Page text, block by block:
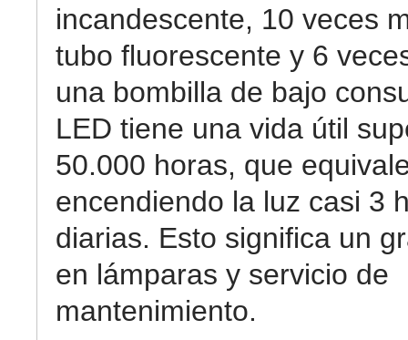
incandescente, 10 veces
tubo fluorescente y 6
una bombilla de bajo
LED tiene una vida útil
50.000 horas, que
encendiendo la luz casi 3
diarias. Esto significa un
en lámparas y servicio de
mantenimiento.